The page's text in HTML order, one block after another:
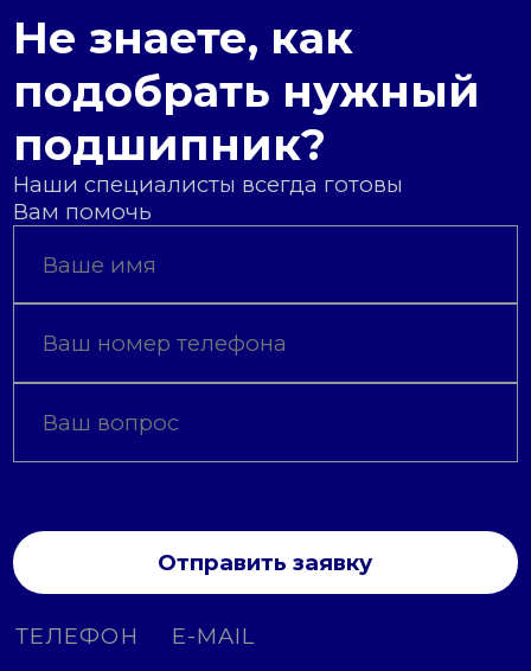
Не знаете, как
подобрать нужный
подшипник?
Наши специалисты всегда готовы
Вам помочь
Отправить заявку
ТЕЛЕФОН E-MAIL